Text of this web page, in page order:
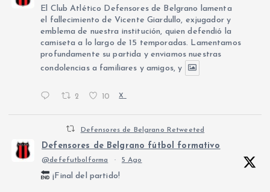
El Club Atlético Defensores de Belgrano lamenta
el fallecimiento de Vicente Giardullo, exjugador y
emblema de nuestra institución, quien defendió la
camiseta a lo largo de 15 temporadas. Lamentamos
profundamente su partida y enviamos nuestras
condolencias a familiares y amigos, y
2 10 X
Defensores de Belgrano Retweeted
Defensores de Belgrano fútbol formativo
@defefutbolforma · 5 Ago
¡Final del partido!